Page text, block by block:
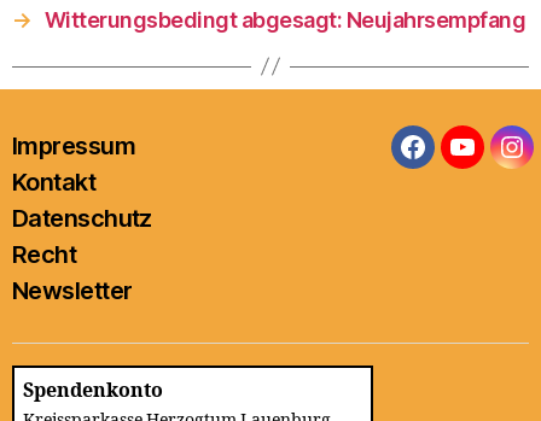
→ Witterungsbedingt abgesagt: Neujahrsempfang
Impressum
Kontakt
Datenschutz
Recht
Newsletter
Facebook
Spendenkonto